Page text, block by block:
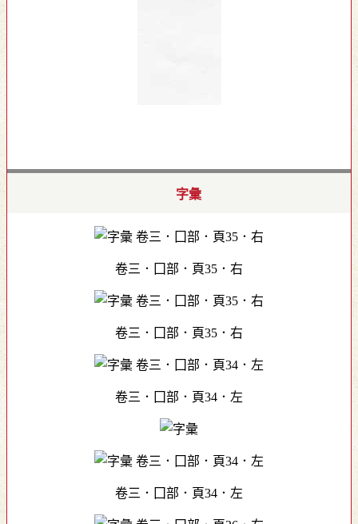
字彙
卷三．囗部．頁35．右
卷三．囗部．頁35．右
卷三．囗部．頁34．左
卷三．囗部．頁34．左